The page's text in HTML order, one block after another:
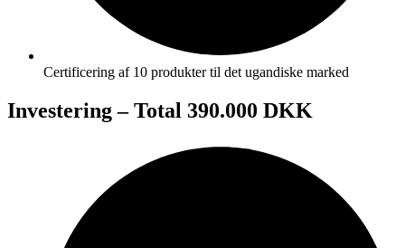
Certificering af 10 produkter til det ugandiske marked
Investering – Total 390.000 DKK